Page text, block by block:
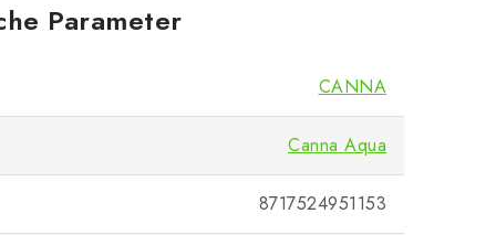
Parameter
CANNA
Canna Aqua
8717524951153